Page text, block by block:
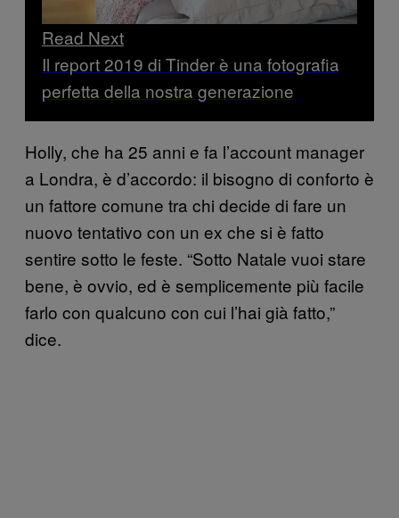
Read Next
Il report 2019 di Tinder è una fotografia
perfetta della nostra generazione
Holly, che ha 25 anni e fa l’account manager
a Londra, è d’accordo: il bisogno di conforto è
un fattore comune tra chi decide di fare un
nuovo tentativo con un ex che si è fatto
sentire sotto le feste. “Sotto Natale vuoi stare
bene, è ovvio, ed è semplicemente più facile
farlo con qualcuno con cui l’hai già fatto,”
dice.